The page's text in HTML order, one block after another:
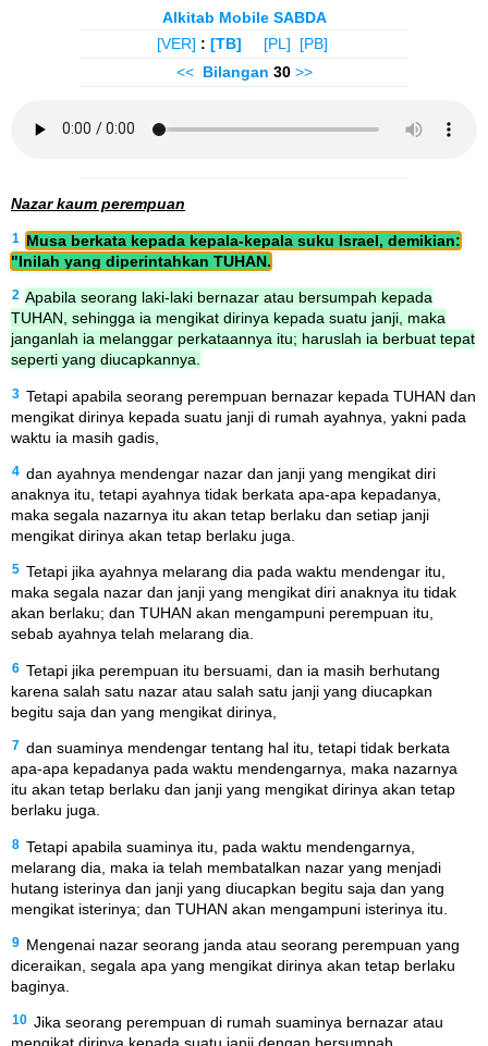
Alkitab Mobile SABDA
[VER] : [TB] [PL]
[PB]
<< Bilangan 30 >>
Nazar kaum perempuan
1
Musa berkata kepada kepala-kepala suku Israel, demikian:
"Inilah yang diperintahkan TUHAN.
2 Apabila seorang laki-laki bernazar atau bersumpah kepada
TUHAN, sehingga ia mengikat dirinya kepada suatu janji, maka
janganlah ia melanggar perkataannya itu; haruslah ia berbuat tepat
seperti yang diucapkannya.
3 Tetapi apabila seorang perempuan bernazar kepada TUHAN dan
mengikat dirinya kepada suatu janji di rumah ayahnya, yakni pada
waktu ia masih gadis,
4 dan ayahnya mendengar nazar dan janji yang mengikat diri
anaknya itu, tetapi ayahnya tidak berkata apa-apa kepadanya,
maka segala nazarnya itu akan tetap berlaku dan setiap janji
mengikat dirinya akan tetap berlaku juga.
5 Tetapi jika ayahnya melarang dia pada waktu mendengar itu,
maka segala nazar dan janji yang mengikat diri anaknya itu tidak
akan berlaku; dan TUHAN akan mengampuni perempuan itu,
sebab ayahnya telah melarang dia.
6 Tetapi jika perempuan itu bersuami, dan ia masih berhutang
karena salah satu nazar atau salah satu janji yang diucapkan
begitu saja dan yang mengikat dirinya,
7 dan suaminya mendengar tentang hal itu, tetapi tidak berkata
apa-apa kepadanya pada waktu mendengarnya, maka nazarnya
itu akan tetap berlaku dan janji yang mengikat dirinya akan tetap
berlaku juga.
8 Tetapi apabila suaminya itu, pada waktu mendengarnya,
melarang dia, maka ia telah membatalkan nazar yang menjadi
hutang isterinya dan janji yang diucapkan begitu saja dan yang
mengikat isterinya; dan TUHAN akan mengampuni isterinya itu.
9 Mengenai nazar seorang janda atau seorang perempuan yang
diceraikan, segala apa yang mengikat dirinya akan tetap berlaku
baginya.
10 Jika seorang perempuan di rumah suaminya bernazar atau